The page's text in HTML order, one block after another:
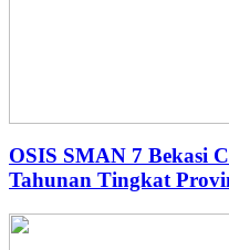
OSIS SMAN 7 Bekasi
Tahunan Tingkat